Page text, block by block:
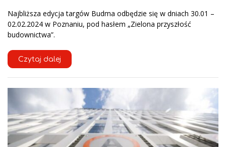
Najbliższa edycja targów Budma odbędzie się w dniach 30.01 –
02.02.2024 w Poznaniu, pod hasłem „Zielona przyszłość
budownictwa”.
Czytaj dalej